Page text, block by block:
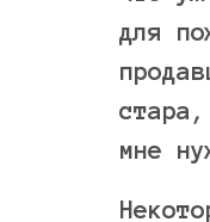
для
мне